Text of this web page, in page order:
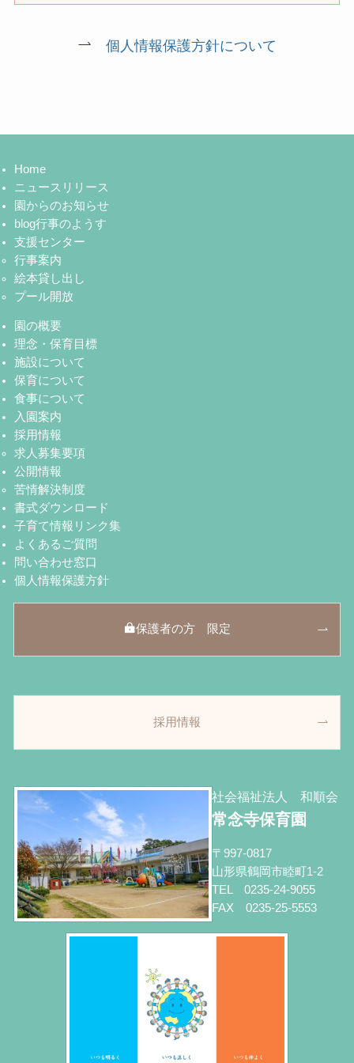
個人情報保護方針について
Home
ニュースリリース
園からのお知らせ
blog行事のようす
支援センター
行事案内
絵本貸し出し
プール開放
園の概要
理念・保育目標
施設について
保育について
食事について
入園案内
採用情報
求人募集要項
公開情報
苦情解決制度
書式ダウンロード
子育て情報リンク集
よくあるご質問
問い合わせ窓口
個人情報保護方針
保護者の方 限定
採用情報
社会福祉法人 和順会
常念寺保育園
〒997-0817
山形県鶴岡市睦町1-2
TEL 0235-24-9055
FAX 0235-25-5553